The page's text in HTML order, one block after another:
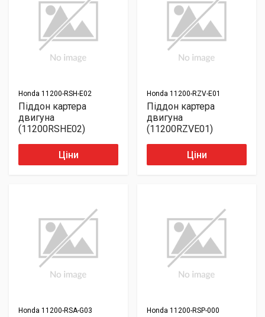
Honda 11200-RSH-E02
Піддон картера
двигуна
(11200RSHE02)
Ціни
Honda 11200-RZV-E01
Піддон картера
двигуна
(11200RZVE01)
Ціни
Honda 11200-RSA-G03 Honda 11200-RSP-000